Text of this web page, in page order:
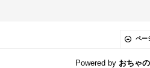
ペー
Powered by おちゃ